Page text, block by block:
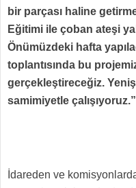
bir parçası haline
Eğitimi ile çoban ateşi
Önümüzdeki hafta
toplantısında bu
gerçekleştireceğiz.
samimiyetle çalışıyoruz.”
İdareden ve